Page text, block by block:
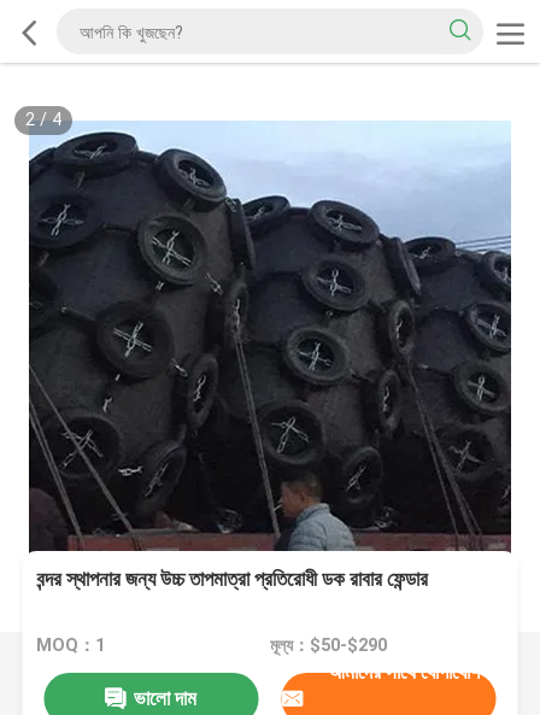
2/4
বন্দর স্থাপনার জন্য উচ্চ তাপমাত্রা প্রতিরোধী ডক রাবার ফেন্ডার
MOQ：1 মূল্য：$50-$290
ভালো দাম
আমাদের সাথে যোগাযোগ